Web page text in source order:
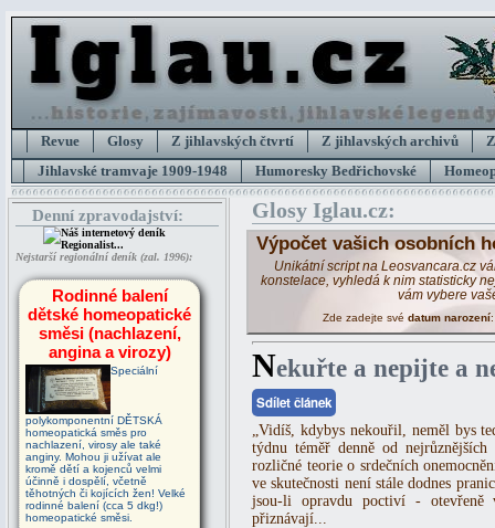
Revue Glosy Z jihlavských čtvrtí Z jihlavských archivů
Jihlavské tramvaje 1909-1948
Humoresky Bedřichovské
Denní zpravodajství:
Nejstarší regionální deník (zal. 1996):
Rodinné balení
dětské homeopatické
směsi (nachlazení,
angina a virozy)
Speciální
polykomponentní DĚTSKÁ
homeopatická směs pro
nachlazení, virosy ale také
anginy. Mohou ji užívat ale
kromě dětí a kojenců velmi
účinně i dospělí, včetně
těhotných či kojících žen! Velké
rodinné balení (cca 5 dkg!)
homeopatické směsi.
Glosy Iglau.cz:
Výpočet vašich osobních
Unikátní script na Leosvancara.cz
konstelace, vyhledá k nim statisticky
vám vybere
Zde zadejte své datum narození
Nekuřte a nepijte a
Sdílet článek
„Vidíš, kdybys nekouřil, neměl bys
týdnu téměř denně od
rozličné teorie o srdečních
ve skutečnosti není stále dodnes
jsou-li opravdu poctiví -
přiznávají...